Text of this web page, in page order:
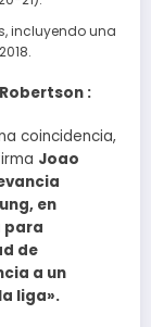
incluyendo una
:
coincidencia,
Joao
en
para
de
a un
liga».